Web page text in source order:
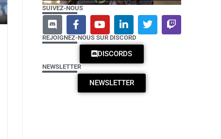
SUIVEZ-NOUS
REJOIGNEZ-NOUS SUR DISCORD
DISCORDS
NEWSLETTER
NEWSLETTER